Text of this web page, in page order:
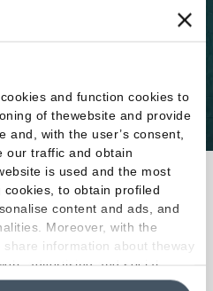
and function cookies to
of thewebsite and provide
and, with the user’s consent,
our traffic and obtain
is used and the most
to obtain profiled
content and ads, and
Moreover, with the
information about theway
advertising and social
may combine itwith other
de gres porcelánico con
y las proporciones del
de 7,5×20 cm.
la colección